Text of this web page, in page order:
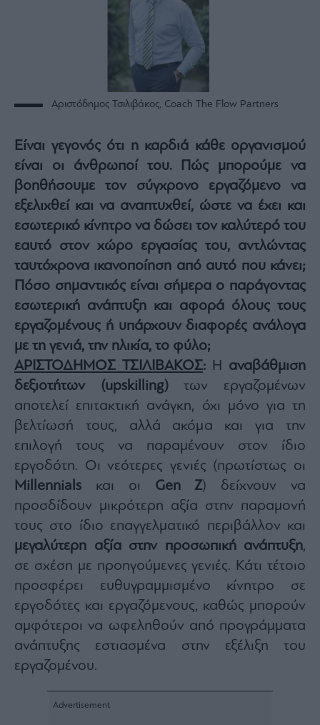
Αριστόδημος Τσιλιβάκος, Coach The Flow Partners
Είναι γεγονός ότι η καρδιά κάθε οργανισμού
είναι οι άνθρωποί του. Πώς μπορούμε να
βοηθήσουμε τον σύγχρονο εργαζόμενο να
εξελιχθεί και να αναπτυχθεί, ώστε να έχει και
εσωτερικό κίνητρο να δώσει τον καλύτερό του
εαυτό στον χώρο εργασίας του, αντλώντας
ταυτόχρονα ικανοποίηση από αυτό που κάνει;
Πόσο σημαντικός είναι σήμερα ο παράγοντας
εσωτερική ανάπτυξη και αφορά όλους τους
εργαζομένους ή υπάρχουν διαφορές ανάλογα
με τη γενιά, την ηλικία, το φύλο;
ΑΡΙΣΤΟΔΗΜΟΣ ΤΣΙΛΙΒΑΚΟΣ: Η αναβάθμιση
δεξιοτήτων (upskilling)των εργαζομένων
αποτελεί επιτακτική ανάγκη, όχι μόνο για τη
βελτίωσή τους, αλλά ακόμα και για την
επιλογή τους να παραμένουν στον ίδιο
εργοδότη. Οι νεότερες γενιές (πρωτίστως οι
Millennials και οι Gen Z) δείχνουν να
προσδίδουν μικρότερη αξία στην παραμονή
τους στο ίδιο επαγγελματικό περιβάλλον και
μεγαλύτερη αξία στην προσωπική ανάπτυξη,
σε σχέση με προηγούμενες γενιές. Κάτι τέτοιο
προσφέρει ευθυγραμμισμένο κίνητρο σε
εργοδότες και εργαζόμενους, καθώς μπορούν
αμφότεροι να ωφεληθούν από προγράμματα
ανάπτυξης εστιασμένα στην εξέλιξη του
εργαζομένου.